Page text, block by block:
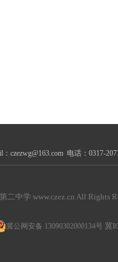
电话：0317-
二中学 www.czez.cn All Rights
冀公网安备 13090302000134号 冀